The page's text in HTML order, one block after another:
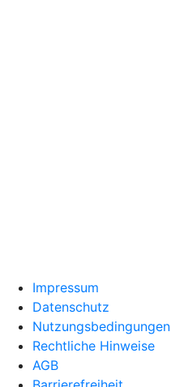
Impressum
Datenschutz
Nutzungsbedingungen
Rechtliche Hinweise
AGB